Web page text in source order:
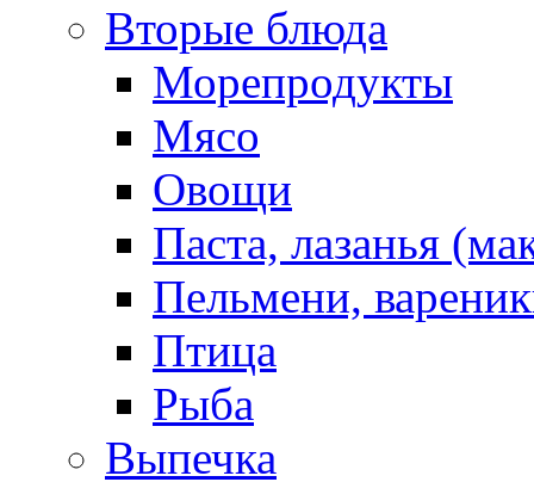
Вторые блюда
Морепродукты
Мясо
Овощи
Паста, лазанья
Пельмени,
Птица
Рыба
Выпечка